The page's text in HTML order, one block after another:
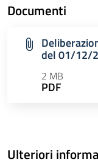
Documenti
del 01/12/
2 MB
PDF
Ulteriori